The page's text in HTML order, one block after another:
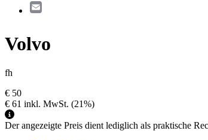
Volvo
fh
€ 50
€ 61 inkl. MwSt. (21%)
Der angezeigte Preis dient lediglich als praktische